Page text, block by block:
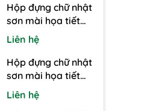
Hộp đựng chữ nhật
sơn mài họa tiết
giáng sinh
Liên hệ
Hộp đựng chữ nhật
sơn mài họa tiết
hoa
Liên hệ